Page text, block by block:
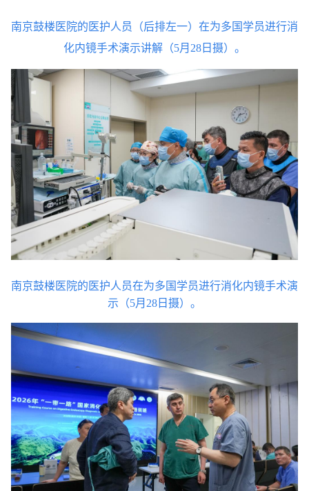
南京鼓楼医院的医护人员（后排左一）在为多国学员进行消
化内镜手术演示讲解（5月28日摄）。
南京鼓楼医院的医护人员在为多国学员进行消化内镜手术演
示（5月28日摄）。